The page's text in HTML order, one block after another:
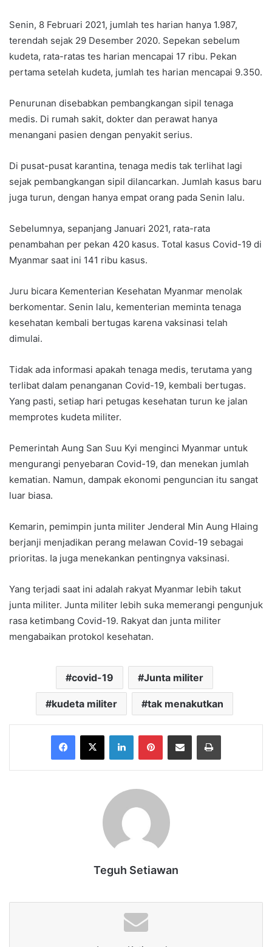
Senin, 8 Februari 2021, jumlah tes harian hanya 1.987,
terendah sejak 29 Desember 2020. Sepekan sebelum
kudeta, rata-ratas tes harian mencapai 17 ribu. Pekan
pertama setelah kudeta, jumlah tes harian mencapai 9.350.
Penurunan disebabkan pembangkangan sipil tenaga
medis. Di rumah sakit, dokter dan perawat hanya
menangani pasien dengan penyakit serius.
Di pusat-pusat karantina, tenaga medis tak terlihat lagi
sejak pembangkangan sipil dilancarkan. Jumlah kasus baru
juga turun, dengan hanya empat orang pada Senin lalu.
Sebelumnya, sepanjang Januari 2021, rata-rata
penambahan per pekan 420 kasus. Total kasus Covid-19 di
Myanmar saat ini 141 ribu kasus.
Juru bicara Kementerian Kesehatan Myanmar menolak
berkomentar. Senin lalu, kementerian meminta tenaga
kesehatan kembali bertugas karena vaksinasi telah
dimulai.
Tidak ada informasi apakah tenaga medis, terutama yang
terlibat dalam penanganan Covid-19, kembali bertugas.
Yang pasti, setiap hari petugas kesehatan turun ke jalan
memprotes kudeta militer.
Pemerintah Aung San Suu Kyi menginci Myanmar untuk
mengurangi penyebaran Covid-19, dan menekan jumlah
kematian. Namun, dampak ekonomi penguncian itu sangat
luar biasa.
Kemarin, pemimpin junta militer Jenderal Min Aung Hlaing
berjanji menjadikan perang melawan Covid-19 sebagai
prioritas. Ia juga menekankan pentingnya vaksinasi.
Yang terjadi saat ini adalah rakyat Myanmar lebih takut
junta militer. Junta militer lebih suka memerangi pengunjuk
rasa ketimbang Covid-19. Rakyat dan junta militer
mengabaikan protokol kesehatan.
covid-19 Junta militer
kudeta militer tak menakutkan
Facebook
X LinkedInPinterestShare via Email Print
Teguh Setiawan